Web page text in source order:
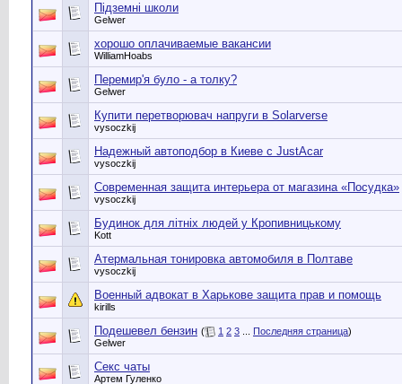
Підземні школи
Gelwer
хорошо оплачиваемые вакансии
WilliamHoabs
Перемир'я було - а толку?
Gelwer
Купити перетворювач напруги в Solarverse
vysoczkij
Надежный автоподбор в Киеве с JustAcar
vysoczkij
Современная защита интерьера от магазина «Посудка»
vysoczkij
Будинок для літніх людей у Кропивницькому
Kott
Атермальная тонировка автомобиля в Полтаве
vysoczkij
Военный адвокат в Харькове защита прав и помощь
kirills
Подешевел бензин ( 1 2 3 Последняя страница)
Gelwer
Секс чаты
Артем Гуленко